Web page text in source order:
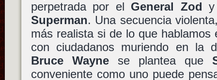
perpetrada por el General Zod
Superman. Una secuencia
más realista si de lo que hablamos
con ciudadanos muriendo en la
Bruce Waynese plantea que
conveniente como uno puede